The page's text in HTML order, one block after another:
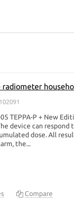
radiometer
TEPPA-P + New
device can
dose. All
the...
Compare